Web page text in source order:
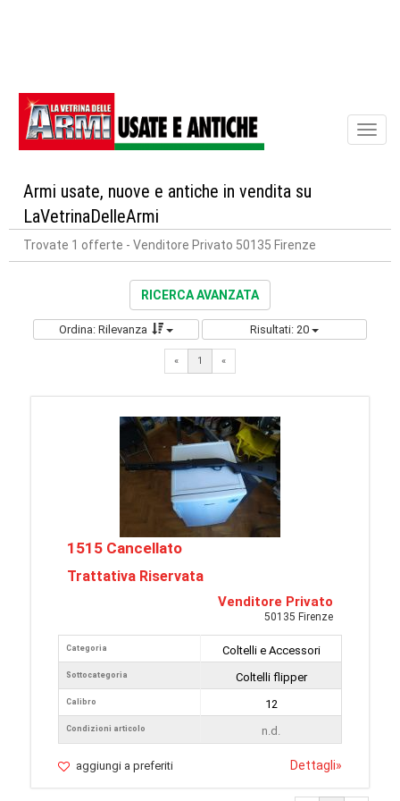
Armi usate, nuove e antiche in vendita su
LaVetrinaDelleArmi
Trovate 1 offerte - Venditore Privato 50135 Firenze
RICERCA AVANZATA
Ordina: Rilevanza Risultati: 20
« 1 «
1515 Cancellato
Trattativa Riservata
Venditore Privato
50135 Firenze
Categoria
Sottocategoria
Calibro
Condizioni articolo
Coltelli e Accessori
Coltelli flipper
12
n.d.
aggiungi a preferiti Dettagli»